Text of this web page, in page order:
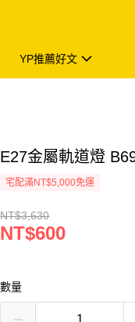
YP推薦好文
E27金屬軌道燈
宅配滿NT$5,000免運
NT$3,630
NT$600
數量